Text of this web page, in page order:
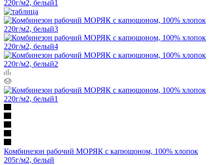
Комбинезон рабочий МОРЯК с капюшоном, 100% хлопок
205г/м2, белый